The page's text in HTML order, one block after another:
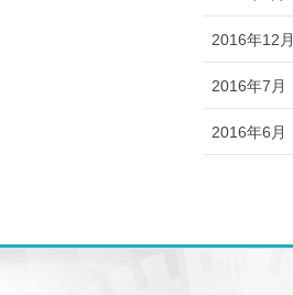
2016年12月
2016年7月
2016年6月